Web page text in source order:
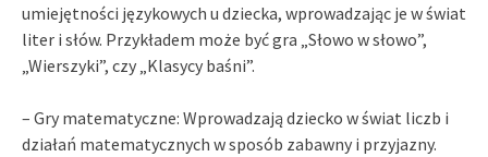
umiejętności językowych u dziecka, wprowadzając je w świat
liter i słów. Przykładem może być gra „Słowo w słowo”,
„Wierszyki”, czy „Klasycy baśni”.
– Gry matematyczne: Wprowadzają dziecko w świat liczb i
działań matematycznych w sposób zabawny i przyjazny.